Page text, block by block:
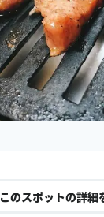
このスポットの詳細